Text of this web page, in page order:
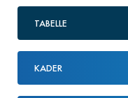
TABELLE
KADER